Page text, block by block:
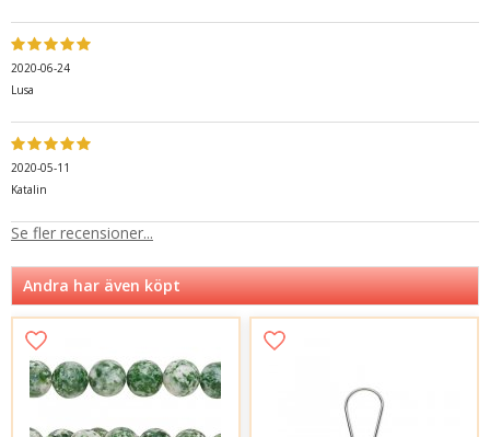
2020-06-24
Lusa
2020-05-11
Katalin
Se fler recensioner...
Andra har även köpt